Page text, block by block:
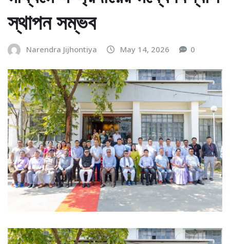
স্থাপন সম্ভব
Narendra Jijhontiya May 14, 2026 0